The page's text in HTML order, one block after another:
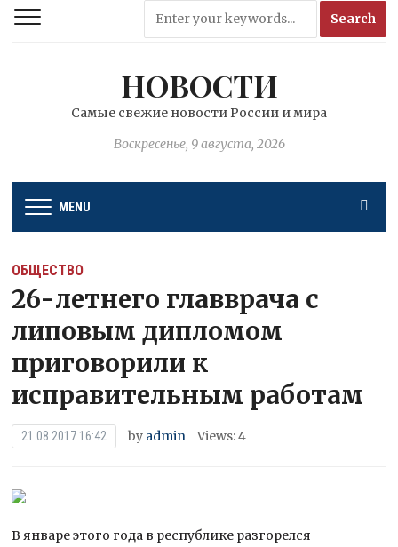
НОВОСТИ
Самые свежие новости России и мира
Воскресенье, 9 августа, 2026
MENU
ОБЩЕСТВО
26-летнего главврача с
липовым дипломом
приговорили к
исправительным работам
21.08.2017 16:42 by admin Views: 4
В январе этого года в республике разгорелся